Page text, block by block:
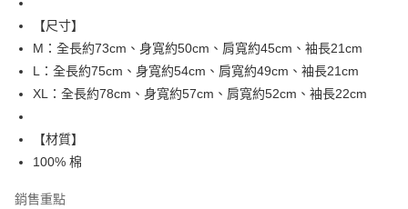
ATM付款
運送方式
付款後全家取貨
每筆NT$80，滿NT$799(含以上)免運費
7-11取貨付款
【尺寸】
M：全長約73cm、身寬約50cm、肩寬約45cm、袖長21cm
L：全長約75cm、身寬約54cm、肩寬約49cm、袖長21cm
XL：全長約78cm、身寬約57cm、肩寬約52cm、袖長22cm
【材質】
100% 棉
銷售重點